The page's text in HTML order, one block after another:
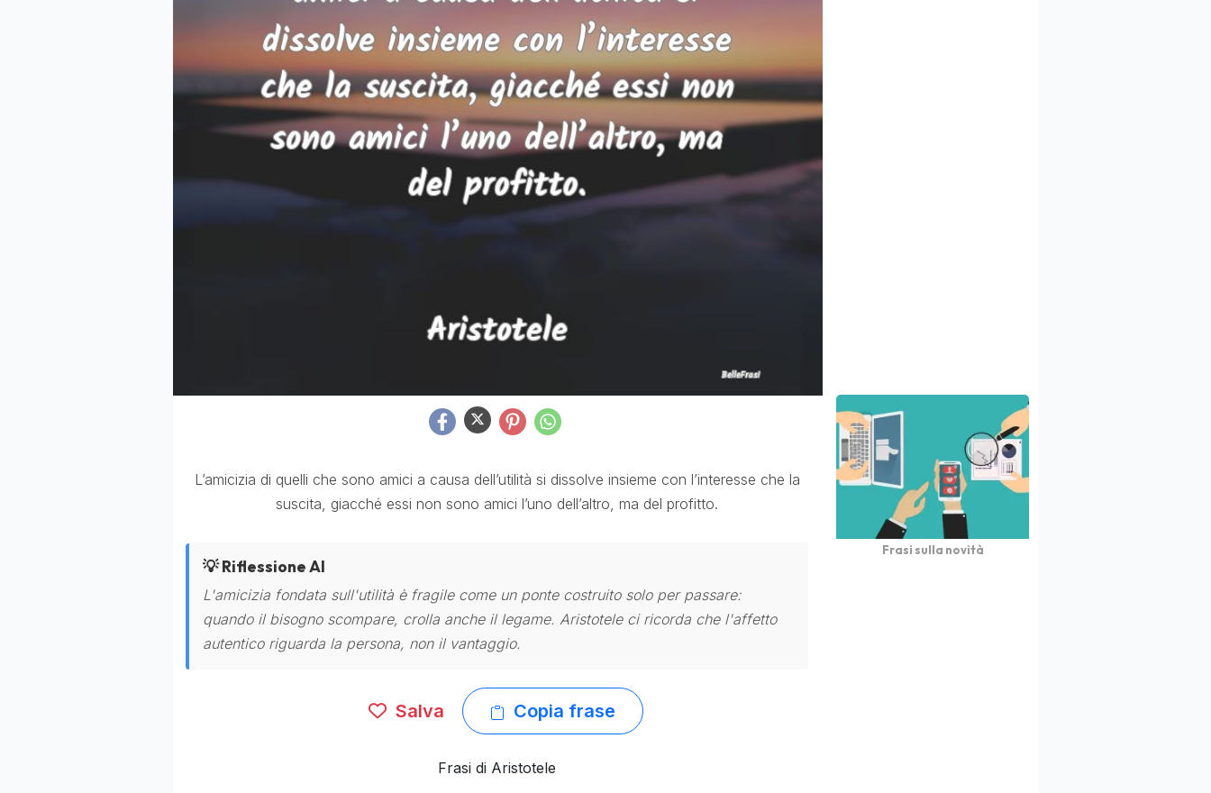
L’amicizia di quelli che sono amici a causa dell’utilità si dissolve insieme con l’interesse che la
suscita, giacché essi non sono amici l’uno dell’altro, ma del profitto.
💡 Riflessione AI
L'amicizia fondata sull'utilità è fragile come un ponte costruito solo per passare:
quando il bisogno scompare, crolla anche il legame. Aristotele ci ricorda che l'affetto
autentico riguarda la persona, non il vantaggio.
Salva Copia frase
Frasi di Aristotele
Frasi sulla novità